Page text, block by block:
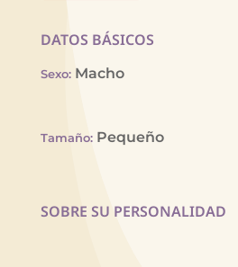
DATOS BÁSICOS
Sexo: Macho
Tamaño: Pequeño
SOBRE SU PERSONALIDAD